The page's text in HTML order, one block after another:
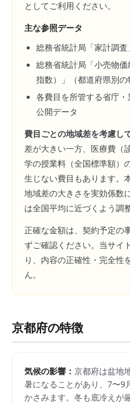
としてご利用ください。
主な参照データ
総務省統計局「家計調査
総務省統計局「小売物
指数）」（都道府県別の
各費目を所管する省庁
公開データ
費目ごとの地域差を考慮し
差が大きい一方、医療費（
学の授業料（全国標準額）
生じない費目もあります。
地域差の大きさを実効係数
は全国平均に近づくよう調
正確な金額は、契約予定の
ずご確認ください。当サイ
り、内容の正確性・完全性
ん。
京都府の特徴
気候の影響： 京都府は盆地
暑になることがあり、7〜9
かさみます。冬も底冷えが